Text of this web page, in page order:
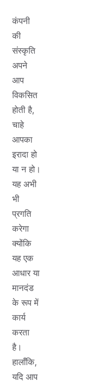
कंपनी
की
संस्कृति
अपने
आप
विकसित
होती है,
चाहे
आपका
इरादा हो
या न हो।
यह अभी
भी
प्रगति
करेगा
क्योंकि
यह एक
आधार या
मानदंड
के रूप में
कार्य
करता
है।
हालाँकि,
यदि आप